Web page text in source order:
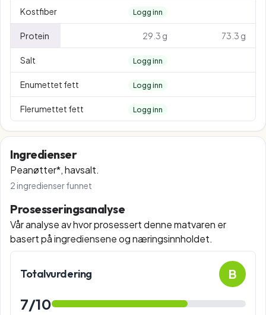
Kostfiber Logg inn
Protein 29.3 g 73.3 g
Salt Logg inn
Enumettet fett Logg inn
Flerumettet fett Logg inn
Ingredienser
Peanøtter*, havsalt.
2 ingredienser funnet
Prosesseringsanalyse
Vår analyse av hvor prosessert denne matvaren er
basert på ingrediensene og næringsinnholdet.
Totalvurdering B
7/10